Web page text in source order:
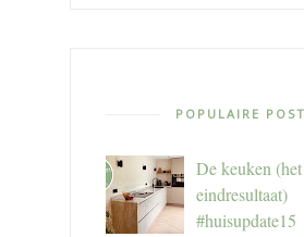
POPULAIRE
De keuken (het
eindresultaat)
#huisupdate15